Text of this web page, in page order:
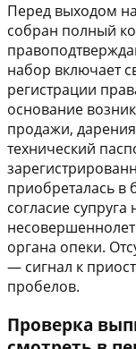
Перед выходом
собран полный
набор включает
регистрации
основание
продажи,
технический
приобреталась в
согласие
органа опеки.
— сигнал к
пробелов.
Проверка